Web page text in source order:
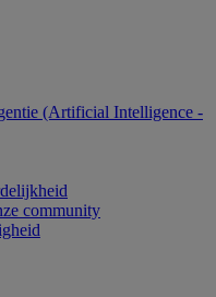
(Artificial Intelligence -
community